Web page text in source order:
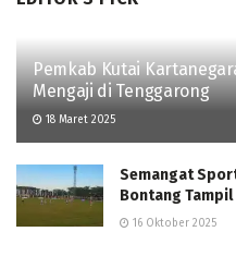
Pemkab Kutai
Mengaji di Tenggarong
18 Maret 2025
Semangat
Bontang
16 Oktober 2025